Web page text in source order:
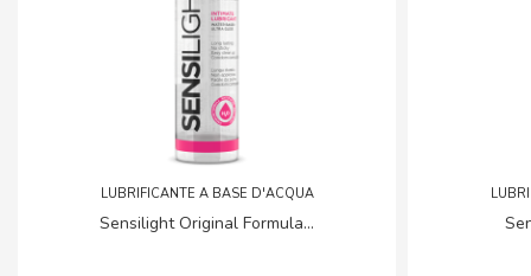
LUBRIFICANTE A BASE D'ACQUA
Sensilight Original Formula...